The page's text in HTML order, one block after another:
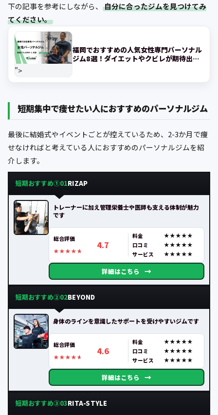
下の記事を参考にしながら、
自分に合ったジムを見つけてみ
てください。
">
福岡でおすすめの人気女性専門パーソナル
ジム8選！ダイエットやクビレが期待出来
短期集中で痩せたい人におすすめのパーソナルジム
最後に結婚式やイベントごとが控えているため、2-3か月で痩
せなければと考えている人におすすめのパーソナルジムを紹
介します。
短期おすすめ①01RIZAP
トレーナーに加え管理栄養士や医師も支える体制が魅力
です
総合評価
4.7
料金
口コミ
サービス
詳細はこちら →
短期おすすめ②02BEYOND
身体のラインを意識したサポートを受けやすいジムです
総合評価
4.6
料金
口コミ
サービス
詳細はこちら →
短期おすすめ③03RITA-STYLE